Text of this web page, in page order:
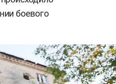
боевого